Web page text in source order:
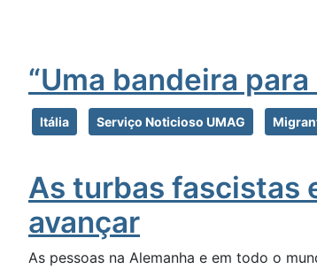
“Uma bandeira
Itália Serviço Noticioso UMAG
As turbas fascistas
avançar
As pessoas na Alemanha e em todo o